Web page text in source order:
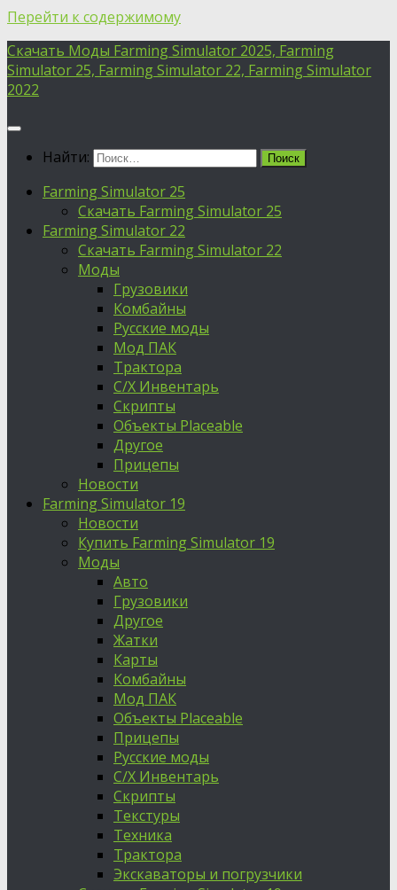
Перейти к содержимому
Скачать Моды Farming Simulator 2025, Farming
Simulator 25, Farming Simulator 22, Farming Simulator
2022
Найти:
Farming Simulator 25
Скачать Farming Simulator 25
Farming Simulator 22
Скачать Farming Simulator 22
Моды
Грузовики
Комбайны
Русские моды
Мод ПАК
Трактора
С/Х Инвентарь
Скрипты
Объекты Placeable
Другое
Прицепы
Новости
Farming Simulator 19
Новости
Купить Farming Simulator 19
Моды
Авто
Грузовики
Другое
Жатки
Карты
Комбайны
Мод ПАК
Объекты Placeable
Прицепы
Русские моды
С/Х Инвентарь
Скрипты
Текстуры
Техника
Трактора
Экскаваторы и погрузчики